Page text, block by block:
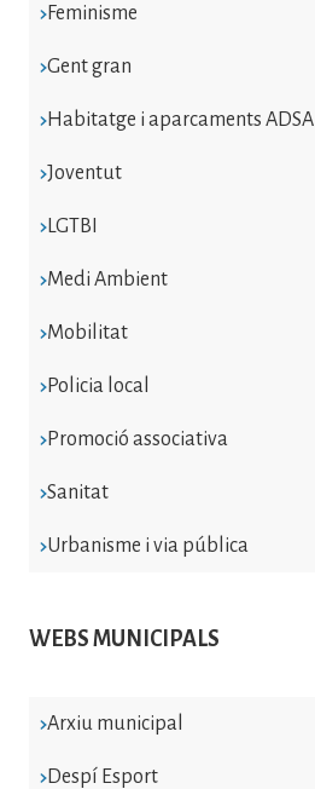
Feminisme
Gent gran
Habitatge i aparcaments ADSA
Joventut
LGTBI
Medi Ambient
Mobilitat
Policia local
Promoció associativa
Sanitat
Urbanisme i via pública
WEBS MUNICIPALS
Arxiu municipal
Despí Esport